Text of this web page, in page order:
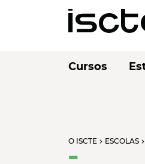
Cursos
O ISCTE chevron_right ESCOLAS chevron_right